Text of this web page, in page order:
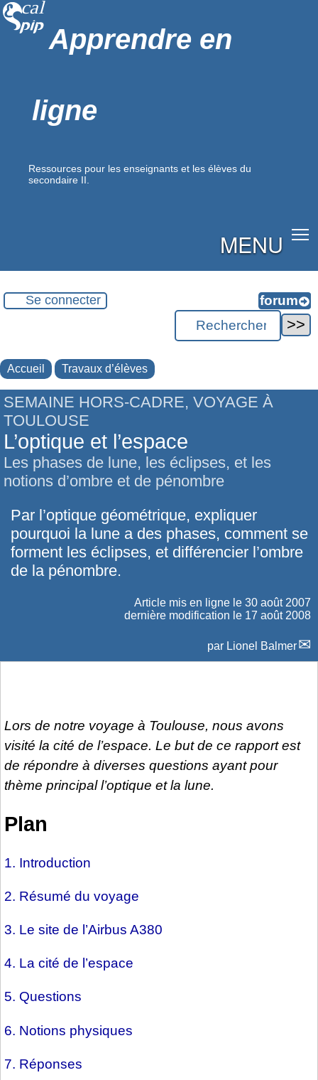
Apprendre en
ligne
Ressources pour les enseignants et les élèves du
secondaire II.
MENU
Se connecter
Accueil Travaux d’élèves
SEMAINE HORS-CADRE, VOYAGE À
TOULOUSE
L’optique et l’espace
Les phases de lune, les éclipses, et les
notions d’ombre et de pénombre
Par l’optique géométrique, expliquer
pourquoi la lune a des phases, comment se
forment les éclipses, et différencier l’ombre
de la pénombre.
Article mis en ligne le 30 août 2007
dernière modification le 17 août 2008
par Lionel Balmer
Lors de notre voyage à Toulouse, nous avons
visité la cité de l’espace. Le but de ce rapport est
de répondre à diverses questions ayant pour
thème principal l’optique et la lune.
Plan
1. Introduction
2. Résumé du voyage
3. Le site de l’Airbus A380
4. La cité de l’espace
5. Questions
6. Notions physiques
7. Réponses